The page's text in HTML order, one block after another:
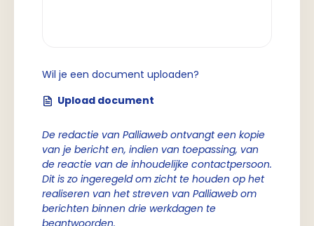
Wil je een document uploaden?
Upload document
De redactie van Palliaweb ontvangt een kopie
van je bericht en, indien van toepassing, van
de reactie van de inhoudelijke contactpersoon.
Dit is zo ingeregeld om zicht te houden op het
realiseren van het streven van Palliaweb om
berichten binnen drie werkdagen te
beantwoorden.